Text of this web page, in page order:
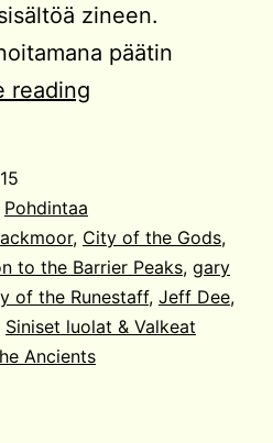
zineen.
päätin
reading
win
Pohdintaa
, City of the Gods,
to the Barrier Peaks, gary
of the Runestaff, Jeff Dee,
Siniset luolat & Valkeat
Ancients